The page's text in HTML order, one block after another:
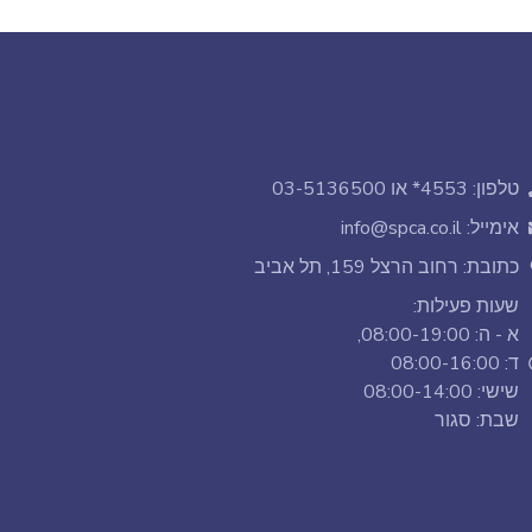
טלפון: 4553* או 03-5136500
אימייל: info@spca.co.il
כתובת: רחוב הרצל 159, תל אביב
שעות פעילות:
א - ה: 08:00-19:00,
ד: 08:00-16:00
שישי: 08:00-14:00
שבת: סגור